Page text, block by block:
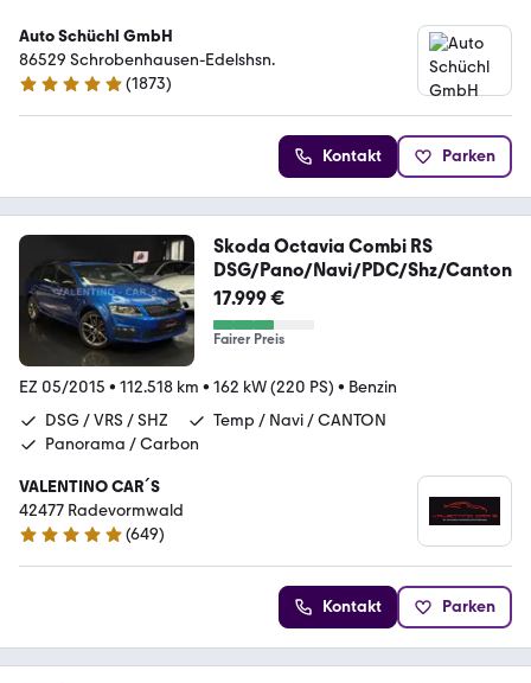
Auto Schüchl GmbH
86529 Schrobenhausen-Edelshsn.
4.9 Sterne
(1873)
Kontakt Parken
Skoda Octavia Combi RS
DSG/Pano/Navi/PDC/Shz/Canton
17.999 €
Fairer Preis
EZ 05/2015 • 112.518 km • 162 kW (220 PS) • Benzin
DSG / VRS / SHZ
Temp / Navi / CANTON
Panorama / Carbon
VALENTINO CAR´S
42477 Radevormwald
4.9 Sterne
(649)
Kontakt Parken